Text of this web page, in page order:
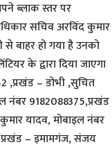
ब्लाक स्तर पर
सचिव अरविंद कुमार
बाहर हो गया है उनको
के द्वारा दिया जाएगा
,प्रखंड – डोभी ,सुचित
नंबर 9182088375,प्रखंड
यादव, मोबाइल नंबर
– इमामगंज, संजय